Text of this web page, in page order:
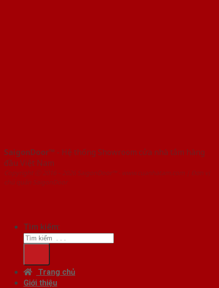
SaigonDoor™ - Hệ thống Showroom cửa nhà tắm hàng
đầu Việt Nam
Copyright ⓒ 2016 – 2026 SaigonDoor™ - www.cuanhatam.com | Đơn vị
chủ quản SaigonDoor
Tìm kiếm:
Trang chủ
Giới thiệu